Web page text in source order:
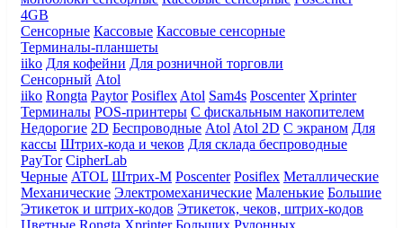
4GB
Сенсорные Кассовые Кассовые сенсорные
Терминалы-планшеты
iiko Для кофейни Для розничной торговли
Сенсорный Atol
iiko Rongta Paytor Posiflex Atol Sam4s Poscenter Xprinter
Терминалы POS-принтеры С фискальным накопителем
Недорогие 2D Беспроводные Atol Atol 2D С экраном Для
кассы Штрих-кода и чеков Для склада беспроводные
PayTor CipherLab
Черные ATOL Штрих-М Poscenter Posiflex Металлические
Механические Электромеханические Маленькие Большие
Этикеток и штрих-кодов Этикеток, чеков, штрих-кодов
Цветные Rongta Xprinter Больших Рулонных